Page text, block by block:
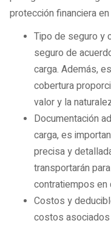
protección financiera
Tipo de seguro y
seguro de
carga. Además,
cobertura
valor y la
Documentación
carga, es
precisa y
transportarán
contratiempos en
Costos y
costos